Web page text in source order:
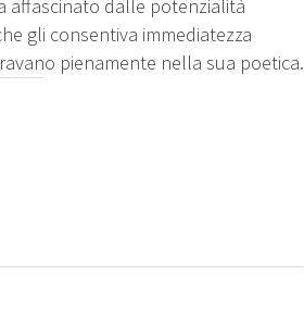
affascinato dalle potenzialità
gli consentiva immediatezza
pienamente nella sua poetica.